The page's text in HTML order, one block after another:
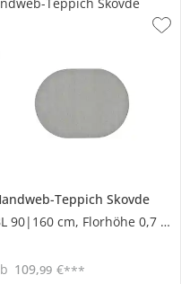
Teppich Skovde
BL 90|160 cm, Florhöhe 0,7 cm
109,99 €***